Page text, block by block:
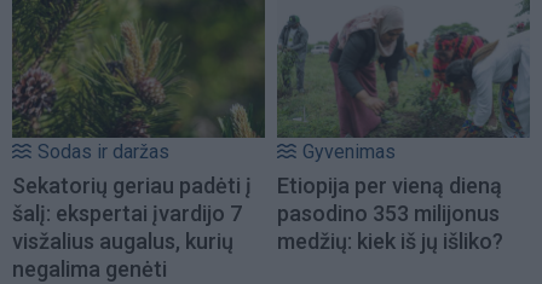
Sodas ir daržas
Sekatorių geriau padėti į
šalį: ekspertai įvardijo 7
visžalius augalus, kurių
negalima genėti
Gyvenimas
Etiopija per vieną dieną
pasodino 353 milijonus
medžių: kiek iš jų išliko?